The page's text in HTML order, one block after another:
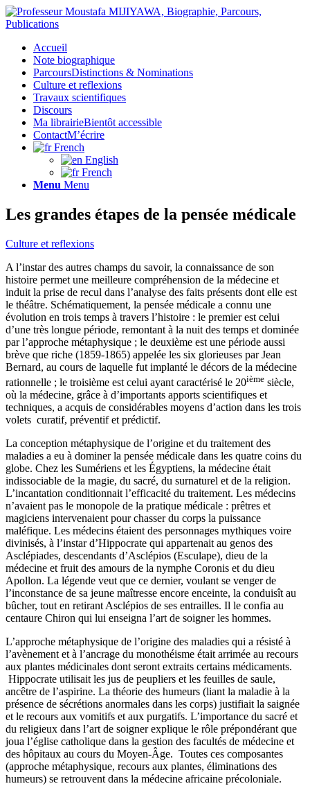
Accueil
Note biographique
ParcoursDistinctions & Nominations
Culture et reflexions
Travaux scientifiques
Discours
Ma librairieBientôt accessible
ContactM’écrire
French
English
French
Menu Menu
Les grandes étapes de la pensée médicale
Culture et reflexions
A l’instar des autres champs du savoir, la connaissance de son
histoire permet une meilleure compréhension de la médecine et
induit la prise de recul dans l’analyse des faits présents dont elle est
le théâtre. Schématiquement, la pensée médicale a connu une
évolution en trois temps à travers l’histoire : le premier est celui
d’une très longue période, remontant à la nuit des temps et dominée
par l’approche métaphysique ; le deuxième est une période aussi
brève que riche (1859-1865) appelée les six glorieuses par Jean
Bernard, au cours de laquelle fut implanté le décors de la médecine
rationnelle ; le troisième est celui ayant caractérisé le 20ième siècle,
où la médecine, grâce à d’importants apports scientifiques et
techniques, a acquis de considérables moyens d’action dans les trois
volets curatif, préventif et prédictif.
La conception métaphysique de l’origine et du traitement des
maladies a eu à dominer la pensée médicale dans les quatre coins du
globe. Chez les Sumériens et les Égyptiens, la médecine était
indissociable de la magie, du sacré, du surnaturel et de la religion.
L’incantation conditionnait l’efficacité du traitement. Les médecins
n’avaient pas le monopole de la pratique médicale : prêtres et
magiciens intervenaient pour chasser du corps la puissance
maléfique. Les médecins étaient des personnages mythiques voire
divinisés, à l’instar d’Hippocrate qui appartenait au genos des
Asclépiades, descendants d’Asclépios (Esculape), dieu de la
médecine et fruit des amours de la nymphe Coronis et du dieu
Apollon. La légende veut que ce dernier, voulant se venger de
l’inconstance de sa jeune maîtresse encore enceinte, la conduisît au
bûcher, tout en retirant Asclépios de ses entrailles. Il le confia au
centaure Chiron qui lui enseigna l’art de soigner les hommes.
L’approche métaphysique de l’origine des maladies qui a résisté à
l’avènement et à l’ancrage du monothéisme était arrimée au recours
aux plantes médicinales dont seront extraits certains médicaments.
Hippocrate utilisait les jus de peupliers et les feuilles de saule,
ancêtre de l’aspirine. La théorie des humeurs (liant la maladie à la
présence de sécrétions anormales dans les corps) justifiait la saignée
et le recours aux vomitifs et aux purgatifs. L’importance du sacré et
du religieux dans l’art de soigner explique le rôle prépondérant que
joua l’église catholique dans la gestion des facultés de médecine et
des hôpitaux au cours du Moyen-Âge. Toutes ces composantes
(approche métaphysique, recours aux plantes, éliminations des
humeurs) se retrouvent dans la médecine africaine précoloniale.